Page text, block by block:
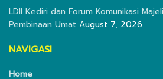
LDII Kediri dan Forum Komunikasi
Pembinaan Umat August 7, 2026
NAVIGASI
Home